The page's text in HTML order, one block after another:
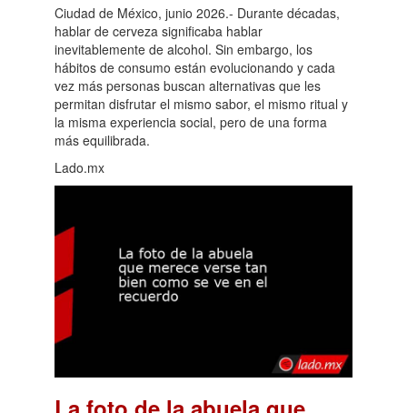
Ciudad de México, junio 2026.- Durante décadas,
hablar de cerveza significaba hablar
inevitablemente de alcohol. Sin embargo, los
hábitos de consumo están evolucionando y cada
vez más personas buscan alternativas que les
permitan disfrutar el mismo sabor, el mismo ritual y
la misma experiencia social, pero de una forma
más equilibrada.
Lado.mx